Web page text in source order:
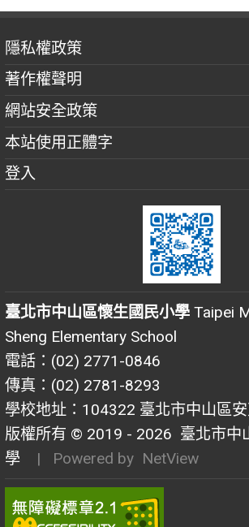
隱私權政策
著作權聲明
網站安全政策
本站使用正體字
登入
臺北市中山區懷生國民小學 Taipei
Sheng Elementary School
電話：(02) 2771-0846
傳真：(02) 2781-8293
學校地址：104322 臺北市中山區
版權所有 © 2019 - 2026 臺北市中
學
| Powered by NetView